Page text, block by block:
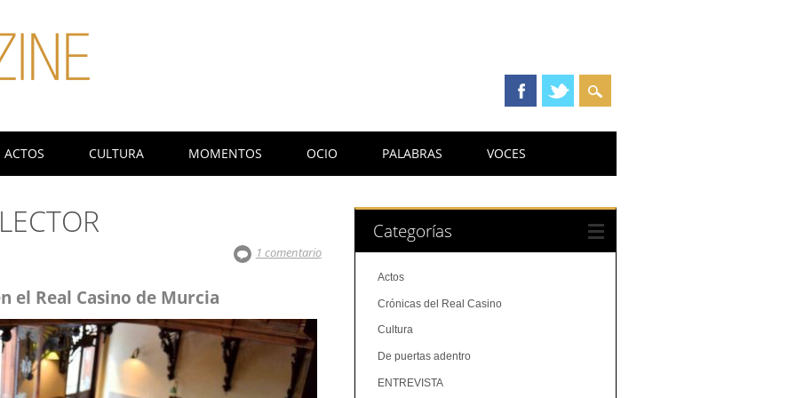
ACTOS CULTURA MOMENTOS OCIO PALABRAS VOCES
1 comentario
el Real Casino de Murcia
Categorías
Actos
Crónicas del Real Casino
Cultura
De puertas adentro
ENTREVISTA